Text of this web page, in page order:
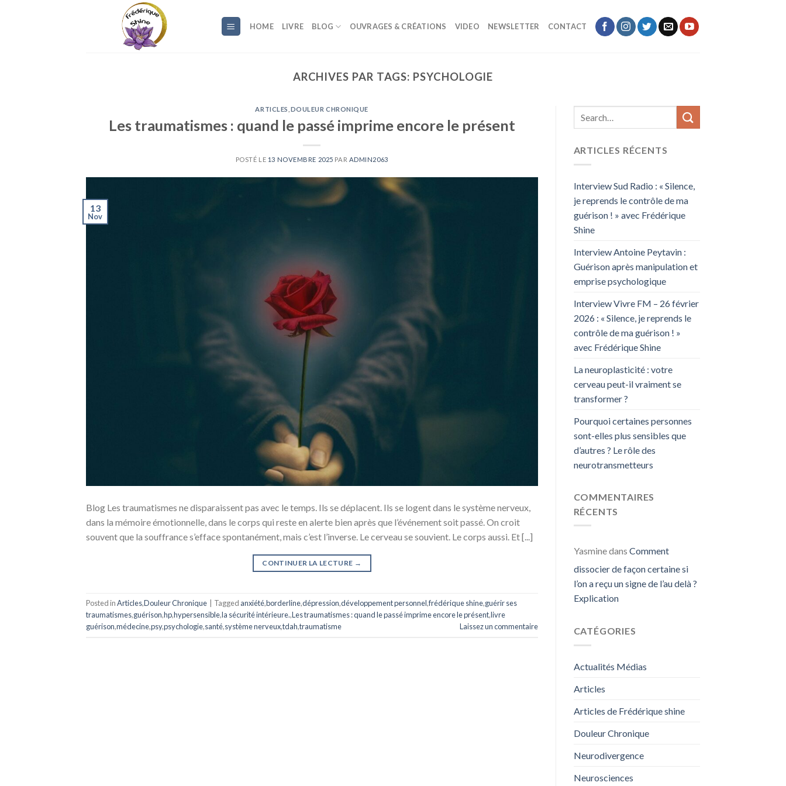
HOME LIVRE BLOG OUVRAGES & CRÉATIONS VIDEO NEWSLETTER CONTACT
ARCHIVES PAR TAGS: PSYCHOLOGIE
ARTICLES DOULEUR CHRONIQUE
Les traumatismes : quand le passé imprime encore le présent
POSTÉ LE 13 NOVEMBRE 2025 PAR ADMIN2063
13
Nov
Blog Les traumatismes ne disparaissent pas avec le temps. Ils se déplacent. Ils se logent dans le système nerveux,
dans la mémoire émotionnelle, dans le corps qui reste en alerte bien après que l’événement soit passé. On croit
souvent que la souffrance s’efface spontanément, mais c’est l’inverse. Le cerveau se souvient. Le corps aussi. Et [...]
CONTINUER LA LECTURE →
Posted inArticles,Douleur Chronique Tagged anxiété,borderline,dépression,développement personnel,frédérique shine,guérir ses
traumatismes,guérison,hp,hypersensible,la sécurité intérieure.,Les traumatismes : quand le passé imprime encore le présent,livre
guérison,médecine,psy,psychologie,santé,système nerveux,tdah,traumatisme Laissez un commentaire
ARTICLES RÉCENTS
Interview Sud Radio : « Silence,
je reprends le contrôle de ma
guérison ! » avec Frédérique
Shine
Interview Antoine Peytavin :
Guérison après manipulation et
emprise psychologique
Interview Vivre FM – 26 février
2026 : « Silence, je reprends le
contrôle de ma guérison ! »
avec Frédérique Shine
La neuroplasticité : votre
cerveau peut-il vraiment se
transformer ?
Pourquoi certaines personnes
sont-elles plus sensibles que
d’autres ? Le rôle des
neurotransmetteurs
COMMENTAIRES
RÉCENTS
Yasminedans Comment
dissocier de façon certaine si
l’on a reçu un signe de l’au delà ?
Explication
CATÉGORIES
Actualités Médias
Articles
Articles de Frédérique shine
Douleur Chronique
Neurodivergence
Neurosciences